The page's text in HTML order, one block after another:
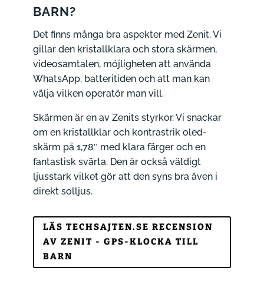
BARN?
Det finns många bra aspekter med Zenit. Vi
gillar den kristallklara och stora skärmen,
videosamtalen, möjligheten att använda
WhatsApp, batteritiden och att man kan
välja vilken operatör man vill.
Skärmen är en av Zenits styrkor. Vi snackar
om en kristallklar och kontrastrik oled-
skärm på 1,78″ med klara färger och en
fantastisk svärta. Den är också väldigt
ljusstark vilket gör att den syns bra även i
direkt solljus.
LÄS TECHSAJTEN.SE RECENSION
AV ZENIT - GPS-KLOCKA TILL
BARN